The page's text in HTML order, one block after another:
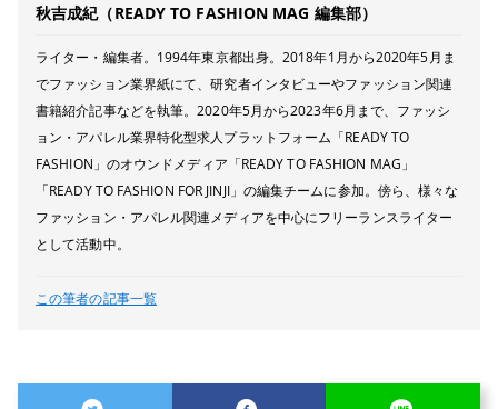
秋吉成紀（READY TO FASHION MAG 編集部）
ライター・編集者。1994年東京都出身。2018年1月から2020年5月ま
でファッション業界紙にて、研究者インタビューやファッション関連
書籍紹介記事などを執筆。2020年5月から2023年6月まで、ファッシ
ョン・アパレル業界特化型求人プラットフォーム「READY TO
FASHION」のオウンドメディア「READY TO FASHION MAG」
「READY TO FASHION FOR JINJI」の編集チームに参加。傍ら、様々な
ファッション・アパレル関連メディアを中心にフリーランスライター
として活動中。
この筆者の記事一覧